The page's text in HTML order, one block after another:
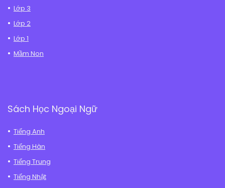
Lớp 3
Lớp 2
Lớp 1
Mầm Non
Sách Học Ngoại Ngữ
Tiếng Anh
Tiếng Hàn
Tiếng Trung
Tiếng Nhật